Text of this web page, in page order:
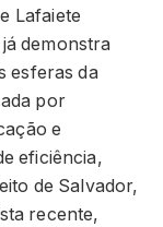
Lafaiete
demonstra
esferas da
por
e
eficiência,
de Salvador,
recente,